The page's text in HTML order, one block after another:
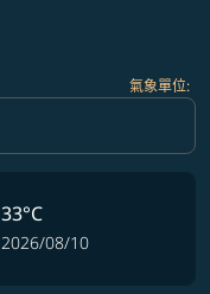
氣象單位:
33°C
2026/08/10